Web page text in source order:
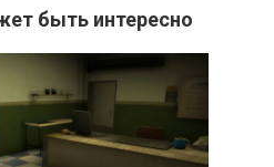
быть интересно